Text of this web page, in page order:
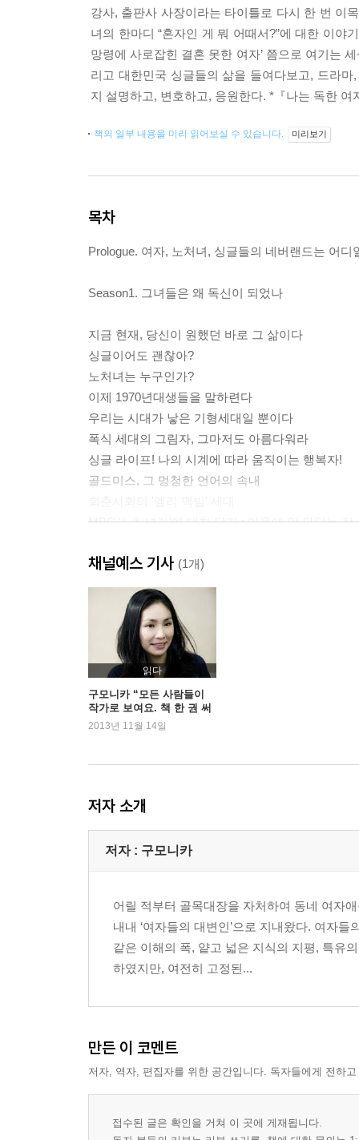
강사, 출판사 사장이라는 타이틀로 다시 한 번 이
녀의 한마디 “혼자인 게 뭐 어때서?”에 대한 이야
망령에 사로잡힌 결혼 못한 여자’ 쯤으로 여기는
리고 대한민국 싱글들의 삶을 들여다보고, 드라
지 설명하고, 변호하고, 응원한다. *『나는 독한
책의 일부 내용을 미리 읽어보실 수 있습니다. 미리보기
목차
Prologue. 여자, 노처녀, 싱글들의 네버랜드는 어디
Season1. 그녀들은 왜 독신이 되었나
지금 현재, 당신이 원했던 바로 그 삶이다
싱글이어도 괜찮아?
노처녀는 누구인가?
이제 1970년대생들을 말하련다
우리는 시대가 낳은 기형세대일 뿐이다
폭식 세대의 그림자, 그마저도 아름다워라
싱글 라이프! 나의 시계에 따라 움직이는 행복자!
골드미스, 그 멍청한 언어의 속내
MBC '노처녀가'에 대한 답가 ; 마음에 안 와닿는 잡
독신 히키코모리
‘모라토리엄 인간’을 낳는 사회
불안 속에서 안정을 느끼는 족속들
독신을 비난하는 사람에게 대처하는 법
Season2. 독신에 대한 외부의 요구
너무나 명쾌해서 차라리 부러운 20대들의 결혼관
여자, 스무 살, 상품성
패리스 힐튼과 신사임당 모두를 요구하다니!
한국판 사만다는 없다
대한민국 여자 금기 리스트
건강해지는, 젊어지는 비법 대공개
궁상과 허영 사이
채널예스 기사 (1개)
읽다
구모니카 “모든 사람들이
작가로 보여요. 책 한 권 써
보실래요?”
2013년 11월 14일
저자 소개
저자 : 구모니카
어릴 적부터 골목대장을 자처하여 동네 여자
내내 ‘여자들의 대변인’으로 지내왔다. 여자
같은 이해의 폭, 얕고 넓은 지식의 지평, 특유
하였지만, 여전히 고정된...
만든 이 코멘트
저자, 역자, 편집자를 위한 공간입니다. 독자들에게 전하
접수된 글은 확인을 거쳐 이 곳에 게재됩니다.